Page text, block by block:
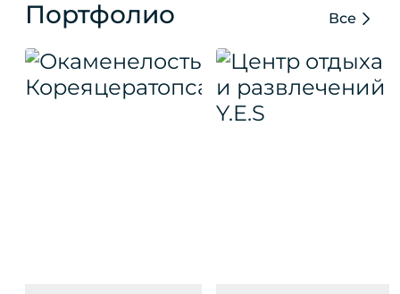
Портфолио Все